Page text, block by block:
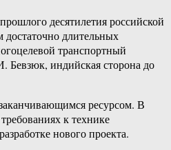
десятилетия российской
достаточно длительных
транспортный
Бевзюк, индийская сторона до
ресурсом. В
к технике
нового проекта.